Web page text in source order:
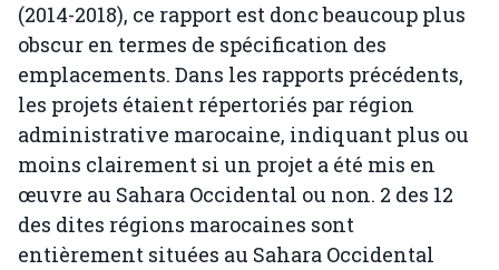
(2014-2018), ce rapport est donc beaucoup plus
obscur en termes de spécification des
emplacements. Dans les rapports précédents,
les projets étaient répertoriés par région
administrative marocaine, indiquant plus ou
moins clairement si un projet a été mis en
œuvre au Sahara Occidental ou non. 2 des 12
des dites régions marocaines sont
entièrement situées au Sahara Occidental